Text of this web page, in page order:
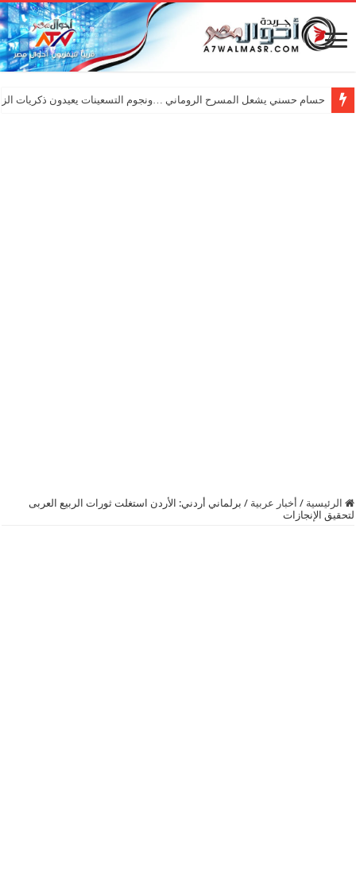
حسام حسني يشعل المسرح الروماني …ونجوم التسعينات يعيدون ذكريات
الرئيسية / أخبار عربية / برلماني أردني: الأردن استغلت ثورات الربيع العربى
لتحقيق الإنجازات